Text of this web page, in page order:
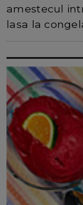
amestecul
lasa la